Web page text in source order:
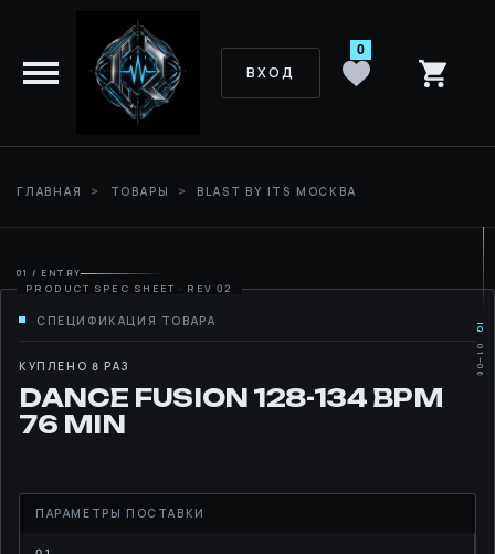
ВХОД
0
ГЛАВНАЯ ТОВАРЫ BLAST BY ITS МОСКВА
01 / ENTRY
КУПЛЕНО 8 РАЗ
DANCE FUSION 128-134 BPM
76 MIN
IQ
01—06